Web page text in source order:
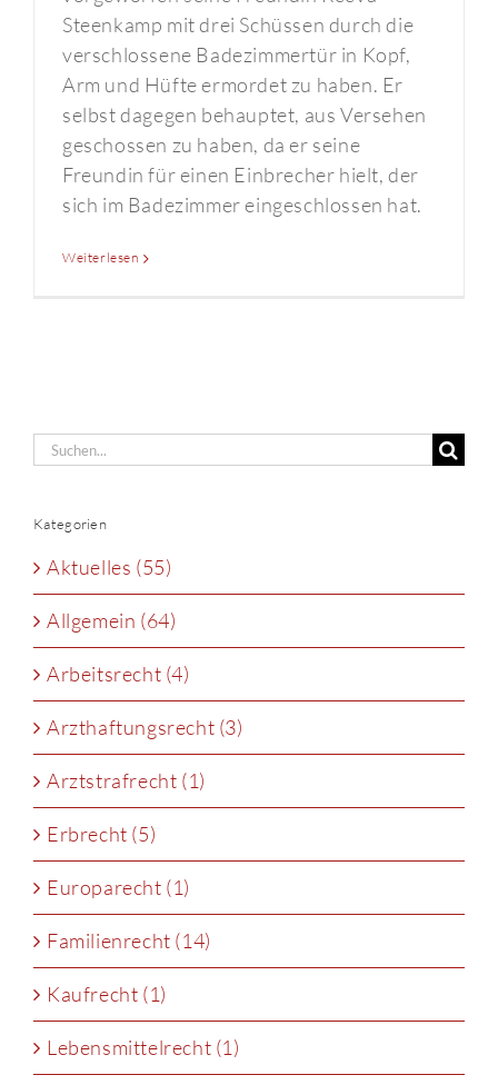
Steenkamp mit drei Schüssen durch die
verschlossene Badezimmertür in Kopf,
Arm und Hüfte ermordet zu haben. Er
selbst dagegen behauptet, aus Versehen
geschossen zu haben, da er seine
Freundin für einen Einbrecher hielt, der
sich im Badezimmer eingeschlossen hat.
Weiterlesen
Suche
Kategorien
Aktuelles (55)
Allgemein (64)
Arbeitsrecht (4)
Arzthaftungsrecht (3)
Arztstrafrecht (1)
Erbrecht (5)
Europarecht (1)
Familienrecht (14)
Kaufrecht (1)
Lebensmittelrecht (1)